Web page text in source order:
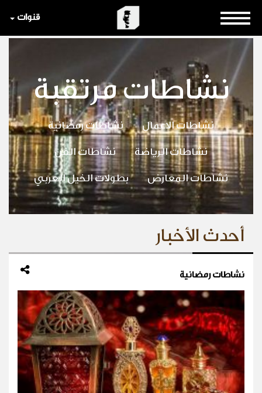
قنوات
نشاطات مرتقبة
نشاطات الاعمال نشاطات رمضانية
نشاطات الرياضة نشاطات الفن
نشاطات المعارض بطولات الخيل العربي
أحدث الأخبار
نشاطات رمضانية